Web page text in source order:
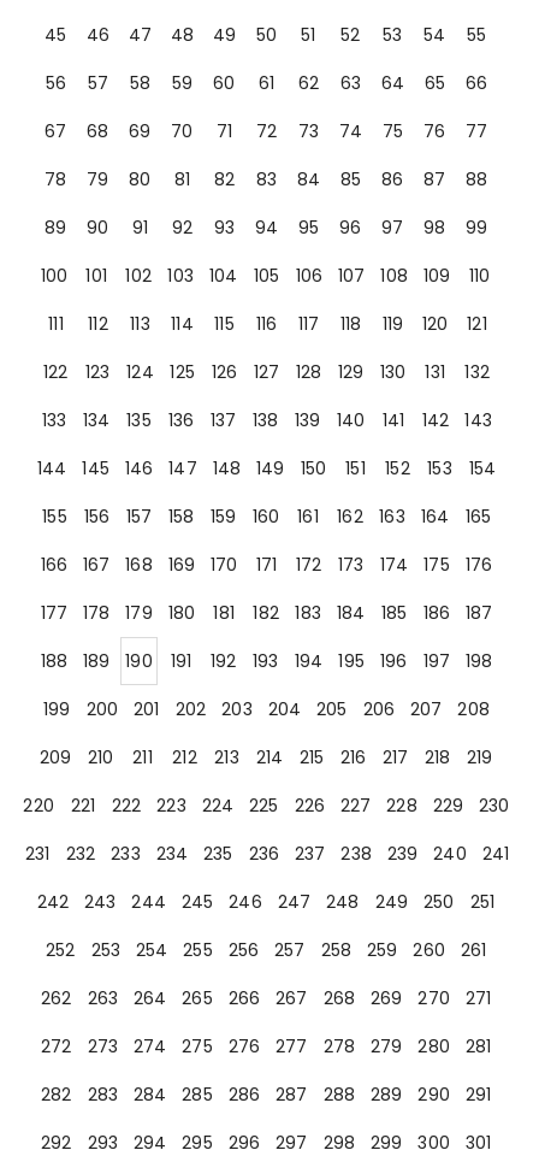
45
46 47 48 49 50 51 52 53 54
55
56
57 58 59 60 61 62 63 64 65
66
67
68 69 70 71 72 73 74 75 76
77
78
79 80 81 82 83 84 85 86 87
88
89
90 91 92 93 94 95 96 97 98
99
100
101 102 103 104 105 106 107 108 109
110
111
112 113 114 115 116 117 118 119 120
121
122
123 124 125 126 127 128 129 130 131
132
133
134 135 136 137 138 139 140 141 142
143
144
145 146 147 148 149 150 151 152 153
154
155
156 157 158 159 160 161 162 163 164
165
166
167 168 169 170 171 172 173 174 175
176
177
178 179 180 181 182 183 184 185 186
187
188
189 190 191 192 193 194 195 196 197
198
199
200 201 202 203 204 205 206 207
208
209
210 211 212 213 214 215 216 217 218
219
220
221 222 223 224 225 226 227 228 229
230
231
232 233 234 235 236 237 238 239 240
241
242
243 244 245 246 247 248 249 250
251
252
253 254 255 256 257 258 259 260
261
262
263 264 265 266 267 268 269 270
271
272
273 274 275 276 277 278 279 280
281
282
283 284 285 286 287 288 289 290
291
292
293 294 295 296 297 298 299 300 301